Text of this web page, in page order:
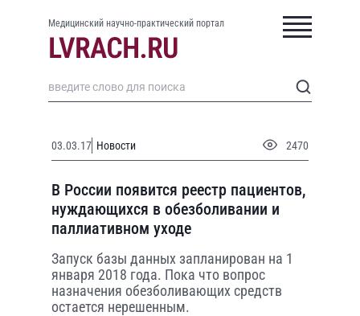
Медицинский научно-практический портал
03.03.17 Новости 2470
В России появится реестр пациентов,
нуждающихся в обезболивании и
паллиативном уходе
Запуск базы данных запланирован на 1
января 2018 года. Пока что вопрос
назначения обезболивающих средств
остается нерешенным.